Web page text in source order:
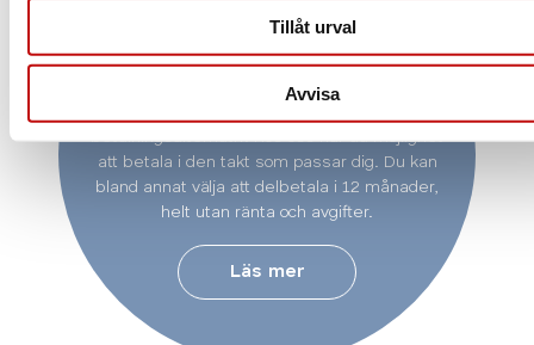
Tillåt urval
Avvisa
Vill du delbetala ditt
köp?
att betala i den takt som passar dig. Du kan
bland annat välja att delbetala i 12 månader,
helt utan ränta och avgifter.
Läs mer